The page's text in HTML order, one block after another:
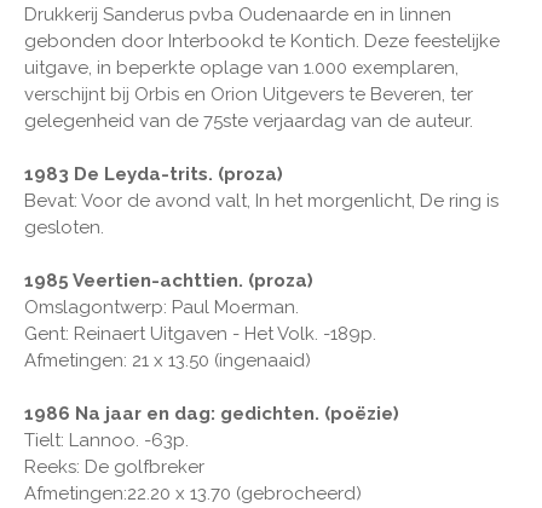
Drukkerij Sanderus pvba Oudenaarde en in linnen
gebonden door Interbookd te Kontich. Deze feestelijke
uitgave, in beperkte oplage van 1.000 exemplaren,
verschijnt bij Orbis en Orion Uitgevers te Beveren, ter
gelegenheid van de 75ste verjaardag van de auteur.
1983 De Leyda-trits. (proza)
Bevat: Voor de avond valt, In het morgenlicht, De ring is
gesloten.
1985 Veertien-achttien. (proza)
Omslagontwerp: Paul Moerman.
Gent: Reinaert Uitgaven - Het Volk. -189p.
Afmetingen: 21 x 13.50 (ingenaaid)
1986 Na jaar en dag: gedichten. (poëzie)
Tielt: Lannoo. -63p.
Reeks: De golfbreker
Afmetingen:22.20 x 13.70 (gebrocheerd)